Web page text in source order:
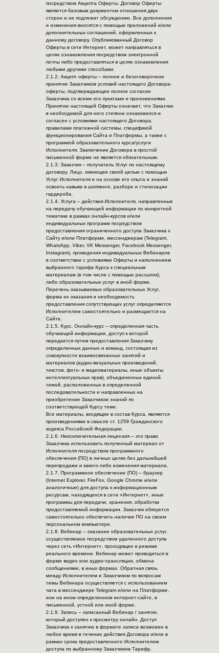
посредством Акцепта Оферты. Договор Оферты
является базовым документом отношения двух
сторон и не подлежит обсуждению. Все дополнения
и изменения вносятся с помощью приложений и/или
дополнительных соглашений, оформленных к
данному договору. Опубликованный Договор
Оферты в сети Интернет, может направляться в
целях ознакомления посредством электронной
почты либо предоставляться в целях ознакомления
любыми другими способами.
2.1.2. Акцепт оферты – полное и безоговорочное
принятие Заказчиком условий настоящего Договора-
оферты, подтверждающее полное согласие
Заказчика со всеми его пунктами и приложениями.
Принятие настоящей Оферты означает, что Заказчик
в необходимой для него степени ознакомился и
согласен с условиями настоящего Договора,
правилами платежной системы, спецификой
функционирования Сайта и Платформы, а также с
программой образовательного курса/услуги
Исполнителя. Заключение Договора в простой
письменной форме не является обязательным.
2.1.3. Заказчик – получатель Услуг по настоящему
договору. Лицо, имеющее своей целью с помощью
Услуг Исполнителя и на основе его опыта и знаний
освоить навыки в шоппинге, разборе и стилизации
гардероба.
2.1.4. Услуга – действия Исполнителя, направленные
на передачу обучающей информации по конкретной
тематике в рамках онлайн-курсов и/или
индивидуальных программ посредством
предоставления ограниченного доступа Заказчика к
Сайту и/или Платформе, мессенджерам (Telegram,
WhatsApp, Viber, VK Messenger, Facebook Messenger,
Instagram), проведения индивидуальных Вебинаров
в соответствии с условиями Оферты и наполнением
выбранного тарифа Курса к специальным
материалам (в том числе с помощью рассылок),
либо образовательных услуг в иной форме.
Перечень оказываемых образовательных Услуг,
форма их оказания и необходимость
предоставления сопутствующих услуг определяются
Исполнителем самостоятельно и размещается на
Сайте.
2.1.5. Курс, Онлайн-курс – определенная часть
обучающей информации, доступ к которой
передается путем предоставления Заказчику
определенных данных и команд, состоящая из
совокупности взаимосвязанных занятий и
материалов (аудио-визуальных произведений,
текстов, фото- и видеоматериалы, иные объекты
интеллектуальных прав), объединенных единой
темой, расположенных в определенной
последовательности и направленных на
приобретение Заказчиком знаний по
соответствующей Курсу теме.
Все материалы, входящие в состав Курса, являются
произведениями в смысле ст. 1259 Гражданского
кодекса Российской Федерации.
2.1.6. Неисключительная лицензия – это право
Заказчика использовать полученный материал от
Исполнителя посредством программного
обеспечения (ПО) в личных целях без дальнейшей
перепродажи и какого-либо изменения материала.
2.1.7. Программное обеспечение (ПО) – браузер
(Internet Explorer, FireFox, Google Chrome и/или
аналогичные) для доступа к информационным
ресурсам, находящихся в сети «Интернет», иные
программы для передачи, хранения, обработки
предоставляемой информации. Заказчик обязуется
самостоятельно обеспечить наличие ПО на своем
персональном компьютере.
2.1.8. Вебинар – оказание образовательных услуг,
осуществляемое посредством удаленного доступа
через сеть «Интернет», проходящее в режиме
реального времени. Вебинар может проводиться в
форме видео или аудио-трансляции, обмена
сообщениями, в иных формах. Обратная связь
между Исполнителем и Заказчиком по вопросам
темы Вебинара осуществляется с использованием
чата в мессенджере Telegram и/или на Платформе,
или на ином определенном интернет-сайте, в
письменной, устной или иной форме.
2.1.9. Запись – записанный Вебинар / занятие,
который доступен к просмотру онлайн. Доступ
Заказчика к занятию в формате записи возможен в
любое время в течение действия Договора и/или в
рамках срока предоставленного Исполнителем
доступа по выбранному Заказчиком Тарифу.